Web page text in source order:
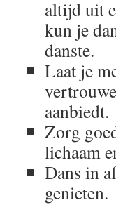
altijd uit
kun je
danste.
Laat je
aanbiedt.
Zorg
lichaam
Dans in
genieten.